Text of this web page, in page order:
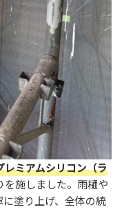
レミアムシリコン（ラ
を施しました。雨樋や
塗り上げ、全体の統